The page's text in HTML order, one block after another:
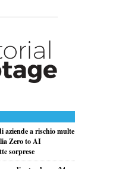
aziende a rischio multe
Zero to AI
sorprese